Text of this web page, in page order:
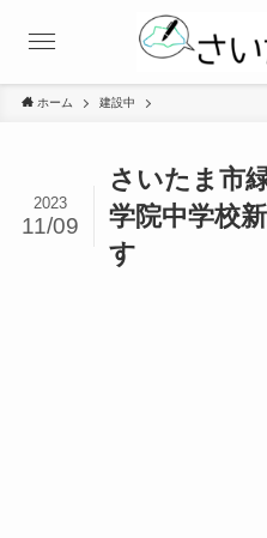
ホーム 建設中
さいたま市
学院中学校
す
2023
11/09